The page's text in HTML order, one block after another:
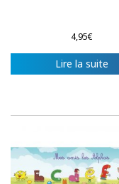
4,95€
Lire la suite